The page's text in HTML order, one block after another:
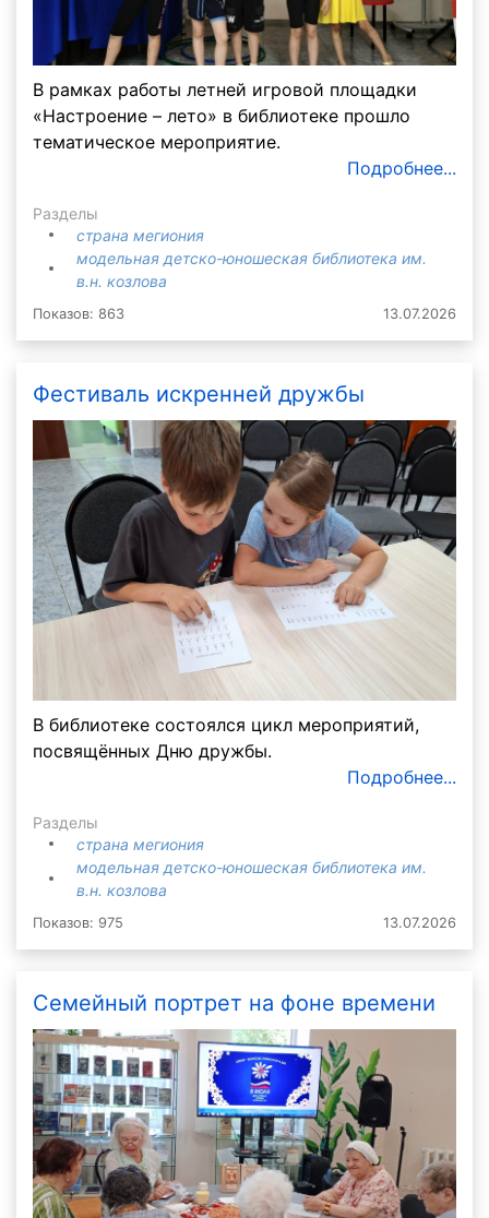
В рамках работы летней игровой площадки
«Настроение – лето» в библиотеке прошло
тематическое мероприятие.
Подробнее...
Разделы
страна мегиония
модельная детско-юношеская библиотека им.
в.н. козлова
Показов: 863 13.07.2026
Фестиваль искренней дружбы
В библиотеке состоялся цикл мероприятий,
посвящённых Дню дружбы.
Подробнее...
Разделы
страна мегиония
модельная детско-юношеская библиотека им.
в.н. козлова
Показов: 975 13.07.2026
Семейный портрет на фоне времени